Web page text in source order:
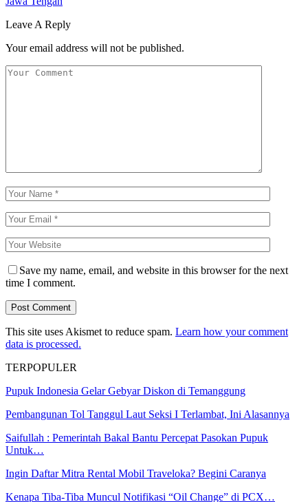
Leave A Reply
Your email address will not be published.
Save my name, email, and website in this browser for the next
time I comment.
This site uses Akismet to reduce spam. Learn how your comment
data is processed.
TERPOPULER
Pupuk Indonesia Gelar Gebyar Diskon di Temanggung
Pembangunan Tol Tanggul Laut Seksi I Terlambat, Ini Alasannya
Saifullah : Pemerintah Bakal Bantu Percepat Pasokan Pupuk
Untuk…
Ingin Daftar Mitra Rental Mobil Traveloka? Begini Caranya
Kenapa Tiba-Tiba Muncul Notifikasi “Oil Change” di PCX…